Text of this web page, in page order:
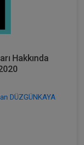
Hakkında
DÜZGÜNKAYA